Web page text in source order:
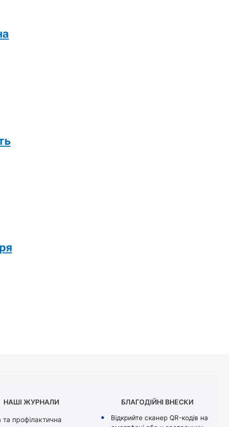
НАШІ ЖУРНАЛИ
та профілактична
БЛАГОДІЙНІ ВНЕСКИ
Відкрийте сканер QR-кодів на